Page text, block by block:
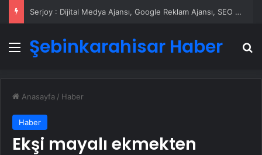
Serjoy : Dijital Medya Ajansı, Google Reklam Ajansı, SEO Ajansı ve Web Tasarım Ajansı
Menü
Şebinkarahisar Haber
Anasayfa / Haber
Haber
Ekşi mayalı ekmekten